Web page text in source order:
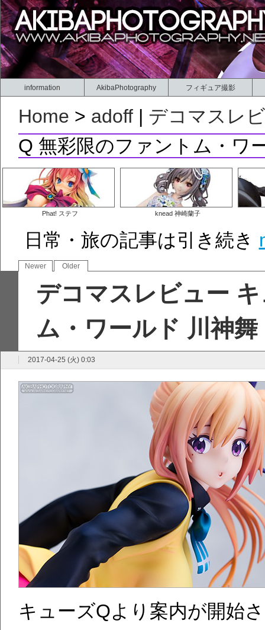
information AkibaPhotography フィギュア撮影
Home > adoff | デコマスレ
Q 無彩限のファントム・ワ
Phat! ステフ knead 神崎蘭子
日常・旅の記事は引き続き
Newer Older
デコマスレビュー
ム・ワールド 川神舞
2017-04-25 (火) 0:03
キューズQより案内が開始